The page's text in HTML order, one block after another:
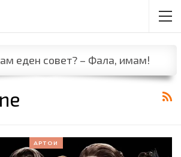
еден совет? – Фала, имам!
АРТОИ